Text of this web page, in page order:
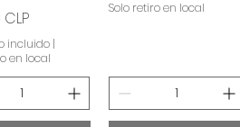
incluido|
en local
Solo retiro en local